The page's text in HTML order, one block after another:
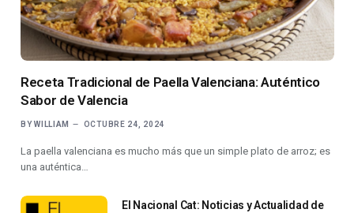
Receta Tradicional de Paella Valenciana: Auténtico
Sabor de Valencia
BY WILLIAM OCTUBRE 24, 2024
La paella valenciana es mucho más que un simple plato de arroz; es
una auténtica…
El Nacional Cat: Noticias y Actualidad de